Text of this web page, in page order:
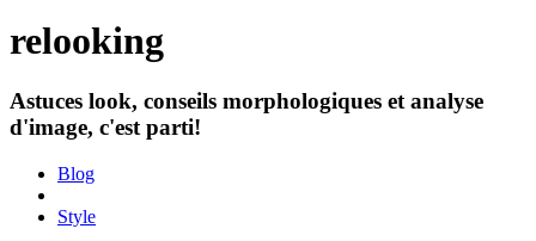
relooking
Astuces look, conseils morphologiques et analyse
d'image, c'est parti!
Blog
Style